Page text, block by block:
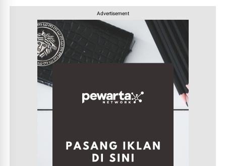
Advertisement